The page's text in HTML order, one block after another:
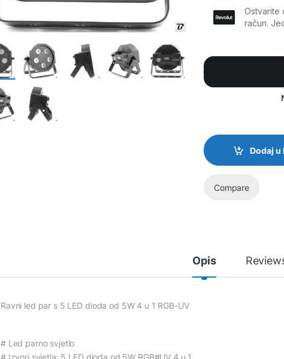
Dodaj u
Compare
Opis
Ravni led par s 5 LED dioda od 5W 4 u 1 RGB-UV
# Led parno svjetlo